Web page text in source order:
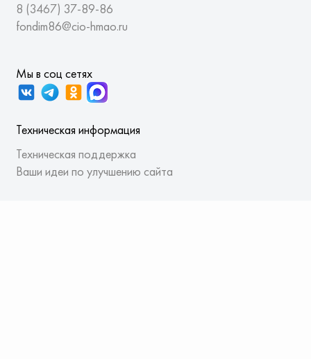
8 (3467) 37-89-86
fondim86@cio-hmao.ru
Мы в соц сетях
Техническая информация
Техническая поддержка
Ваши идеи по улучшению сайта